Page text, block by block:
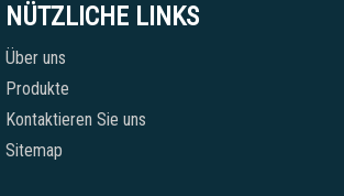
NÜTZLICHE LINKS
Über uns
Produkte
Kontaktieren Sie uns
Sitemap